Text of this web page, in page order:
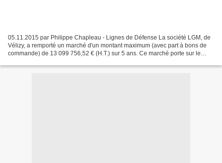
05.11.2015 par Philippe Chapleau - Lignes de Défense La société LGM, de
Vélizy, a remporté un marché d'un montant maximum (avec part à bons de
commande) de 13 099 756,52 € (H.T.) sur 5 ans. Ce marché porte sur le